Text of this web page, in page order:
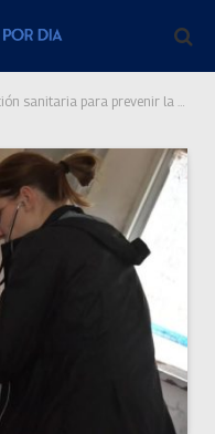
la diabetes en El Impenetrable chaqueño